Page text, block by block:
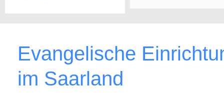
Evangelische
im Saarland